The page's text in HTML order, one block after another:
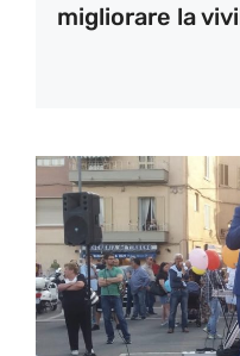
migliorare la